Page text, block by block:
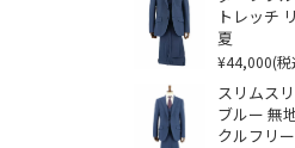
トレッチ
夏
¥44,000(税
スリムス
ブルー 無
クルフリ